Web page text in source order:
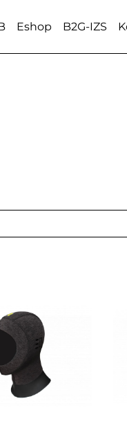
Eshop B2G-IZS